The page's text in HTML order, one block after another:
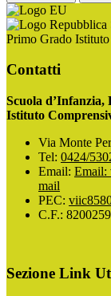
Primo Grado
Contatti
Scuola
Istituto
Via Monte
Tel: 0424/
Email: Email:
mail
PEC:
C.F.:
Sezione Link